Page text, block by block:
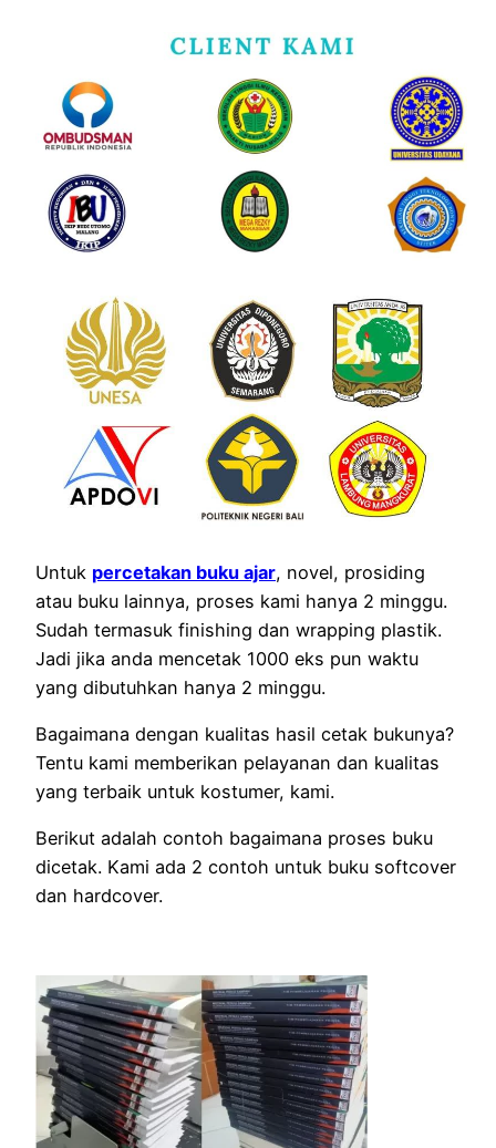
Untuk percetakan buku ajar, novel, prosiding
atau buku lainnya, proses kami hanya 2 minggu.
Sudah termasuk finishing dan wrapping plastik.
Jadi jika anda mencetak 1000 eks pun waktu
yang dibutuhkan hanya 2 minggu.
Bagaimana dengan kualitas hasil cetak bukunya?
Tentu kami memberikan pelayanan dan kualitas
yang terbaik untuk kostumer, kami.
Berikut adalah contoh bagaimana proses buku
dicetak. Kami ada 2 contoh untuk buku softcover
dan hardcover.